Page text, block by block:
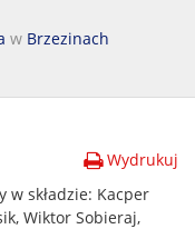
w Brzezinach
Wydrukuj
w składzie: Kacper
Wiktor Sobieraj,